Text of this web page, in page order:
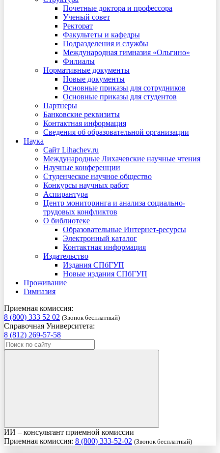
Почетные доктора и профессора
Ученый совет
Ректорат
Факультеты и кафедры
Подразделения и службы
Международная гимназия «Ольгино»
Филиалы
Нормативные документы
Новые документы
Основные приказы для сотрудников
Основные приказы для студентов
Партнеры
Банковские реквизиты
Контактная информация
Сведения об образовательной организации
Наука
Сайт Lihachev.ru
Международные Лихачевские научные чтения
Научные конференции
Студенческое научное общество
Конкурсы научных работ
Аспирантура
Центр мониторинга и анализа социально-
трудовых конфликтов
О библиотеке
Образовательные Интернет-ресурсы
Электронный каталог
Контактная информация
Издательство
Издания СПбГУП
Новые издания СПбГУП
Проживание
Гимназия
Приемная комиссия:
8 (800) 333 52 02 (Звонок бесплатный)
Справочная Университета:
8 (812) 269-57-58
ИИ – консультант приемной комиссии
Приемная комиссия: 8 (800) 333-52-02 (Звонок бесплатный)